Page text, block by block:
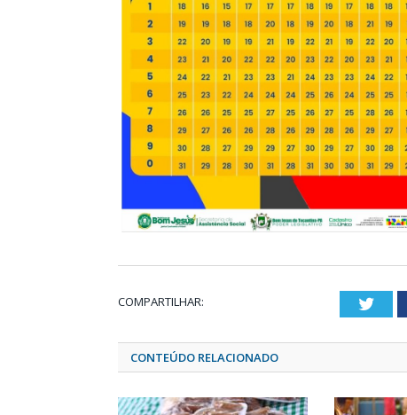
COMPARTILHAR:
CONTEÚDO RELACIONADO